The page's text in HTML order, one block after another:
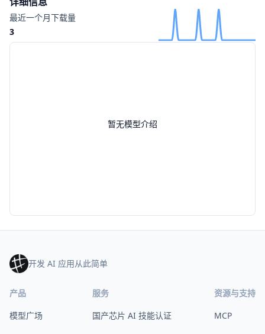
暂无模型介绍
最近一个月下载量
3
开发 AI 应用从此简单
产品
模型广场
服务
国产芯片 AI 技能认证
资源与支持
MCP